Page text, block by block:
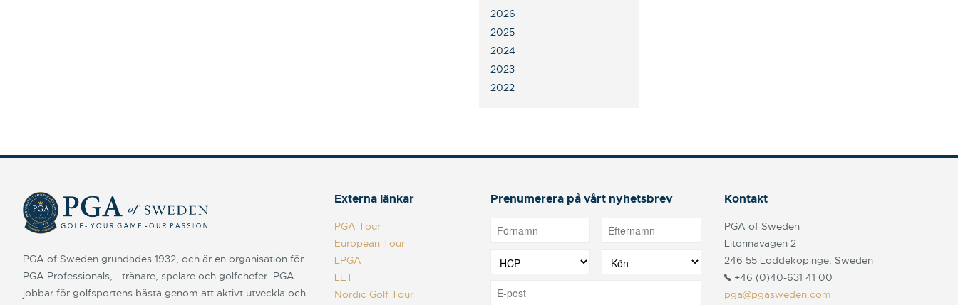
2026
2025
2024
2023
2022
PGA of Sweden grundades 1932, och är en organisation för
PGA Professionals, - tränare, spelare och golfchefer. PGA
jobbar för golfsportens bästa genom att aktivt utveckla och
Externa länkar
PGA Tour
European Tour
LPGA
LET
Nordic Golf Tour
Prenumerera på vårt nyhetsbrev Kontakt
PGA of Sweden
Litorinavägen 2
246 55 Löddeköpinge, Sweden
+46 (0)40-631 41 00
pga@pgasweden.com